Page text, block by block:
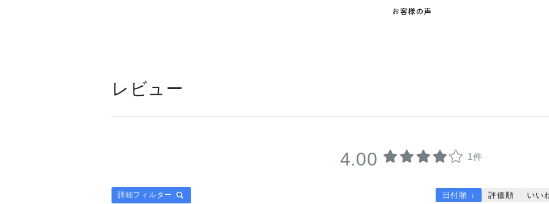
お客様の声
レビュー
4.00 1件
詳細フィルター 日付順 ↓ 評価順 いい